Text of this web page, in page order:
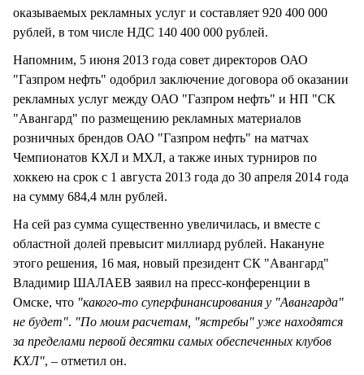
оказываемых рекламных услуг и составляет 920 400 000
рублей, в том числе НДС 140 400 000 рублей.
Напомним, 5 июня 2013 года совет директоров ОАО
"Газпром нефть" одобрил заключение договора об оказании
рекламных услуг между ОАО "Газпром нефть" и НП "СК
"Авангард" по размещению рекламных материалов
розничных брендов ОАО "Газпром нефть" на матчах
Чемпионатов КХЛ и МХЛ, а также иных турниров по
хоккею на срок с 1 августа 2013 года до 30 апреля 2014 года
на сумму 684,4 млн рублей.
На сей раз сумма существенно увеличилась, и вместе с
областной долей превысит миллиард рублей. Накануне
этого решения, 16 мая, новый президент СК "Авангард"
Владимир ШАЛАЕВ заявил на пресс-конференции в
Омске, что "какого-то суперфинансирования у "Авангарда"
не будет". "По моим расчетам, "ястребы" уже находятся
за пределами первой десятки самых обеспеченных клубов
КХЛ", – отметил он.